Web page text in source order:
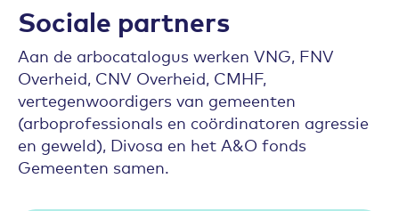
Sociale partners
Aan de arbocatalogus werken VNG, FNV
Overheid, CNV Overheid, CMHF,
vertegenwoordigers van gemeenten
(arboprofessionals en coördinatoren agressie
en geweld), Divosa en het A&O fonds
Gemeenten samen.